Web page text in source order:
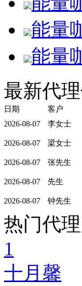
能量
能量
最新代
日期 客户
2026-08-07
李女士
2026-08-07 梁女士
2026-08-07 张先生
2026-08-07 先生
2026-08-07 钟先生
热门代
1
十月馨